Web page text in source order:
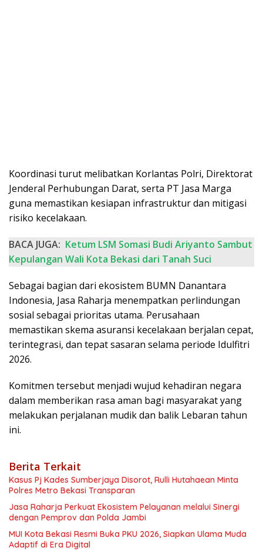
Koordinasi turut melibatkan Korlantas Polri, Direktorat
Jenderal Perhubungan Darat, serta PT Jasa Marga
guna memastikan kesiapan infrastruktur dan mitigasi
risiko kecelakaan.
BACA JUGA: Ketum LSM Somasi Budi Ariyanto Sambut
Kepulangan Wali Kota Bekasi dari Tanah Suci
Sebagai bagian dari ekosistem BUMN Danantara
Indonesia, Jasa Raharja menempatkan perlindungan
sosial sebagai prioritas utama. Perusahaan
memastikan skema asuransi kecelakaan berjalan cepat,
terintegrasi, dan tepat sasaran selama periode Idulfitri
2026.
Komitmen tersebut menjadi wujud kehadiran negara
dalam memberikan rasa aman bagi masyarakat yang
melakukan perjalanan mudik dan balik Lebaran tahun
ini.
Berita Terkait
Kasus Pj Kades Sumberjaya Disorot, Rulli Hutahaean Minta
Polres Metro Bekasi Transparan
Jasa Raharja Perkuat Ekosistem Pelayanan melalui Sinergi
dengan Pemprov dan Polda Jambi
MUI Kota Bekasi Resmi Buka PKU 2026, Siapkan Ulama Muda
Adaptif di Era Digital